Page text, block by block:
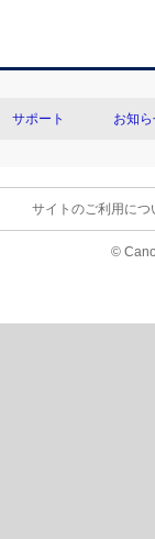
サポート お知
サイトのご利用につ
©